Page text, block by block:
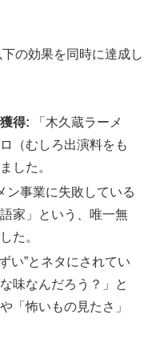
の効果を同時に達成し
得: 「木久蔵ラーメ
（むしろ出演料をも
した。
ン事業に失敗している
家」という、唯一無
た。
い”とネタにされてい
味なんだろう？」と
「怖いもの見たさ」